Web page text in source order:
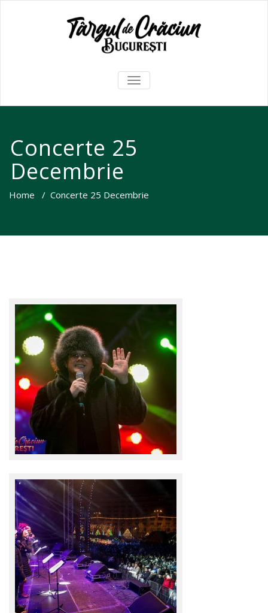
TOGGLE
NAVIGATION
Concerte 25
Decembrie
Home / Concerte 25 Decembrie